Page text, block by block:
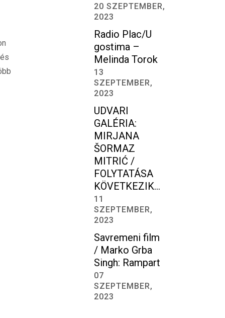
20 SZEPTEMBER,
2023
Radio Plac/U
gostima –
Melinda Torok
13
SZEPTEMBER,
2023
UDVARI
GALÉRIA:
MIRJANA
ŠORMAZ
MITRIĆ /
FOLYTATÁSA
KÖVETKEZIK…
11
SZEPTEMBER,
2023
Savremeni film
/ Marko Grba
Singh: Rampart
07
SZEPTEMBER,
2023